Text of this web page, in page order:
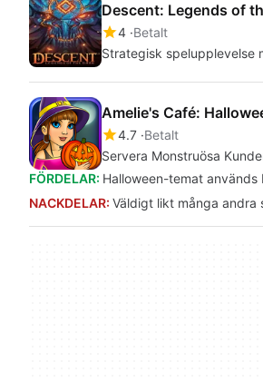
Descent: Legends of
4 Betalt
Strategisk spelupplevelse
Amelie's Café:
4.7 Betalt
Servera Monstruösa
FÖRDELAR: Halloween-temat
NACKDELAR: Väldigt likt många andra